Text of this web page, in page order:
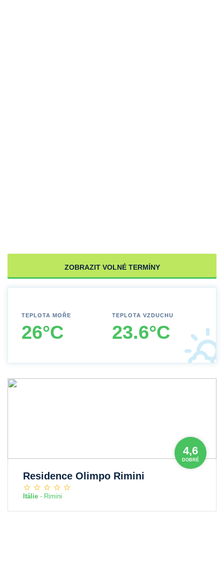
ZOBRAZIT VOLNÉ TERMÍNY
TEPLOTA MOŘE
26°C
TEPLOTA VZDUCHU
23.6°C
4,6
DOBRÉ
Residence Olimpo Rimini
Itálie - Rimini